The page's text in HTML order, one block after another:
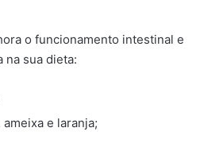
o funcionamento intestinal e
na sua dieta:
e laranja;